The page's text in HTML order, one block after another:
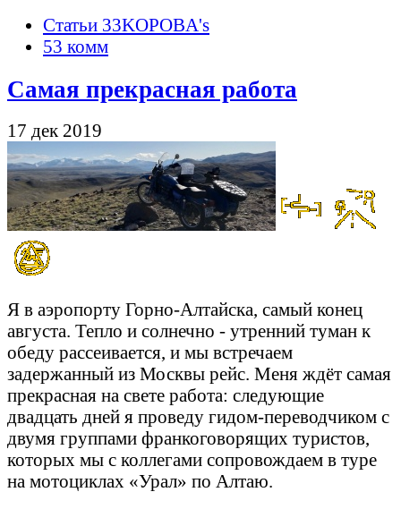
Статьи 33KOPOBA's
53 комм
Самая прекрасная работа
17 дек 2019
Я в аэропорту Горно-Алтайска, самый конец
августа. Тепло и солнечно - утренний туман к
обеду рассеивается, и мы встречаем
задержанный из Москвы рейс. Меня ждёт самая
прекрасная на свете работа: следующие
двадцать дней я проведу гидом-переводчиком с
двумя группами франкоговорящих туристов,
которых мы с коллегами сопровождаем в туре
на мотоциклах «Урал» по Алтаю.